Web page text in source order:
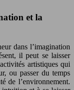
et la
dans l’imagination
il peut se laisser
artistiques qui
ou passer du temps
de l’environnement.